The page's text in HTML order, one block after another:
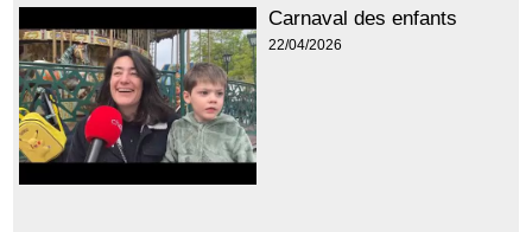
Carnaval des enfants
22/04/2026